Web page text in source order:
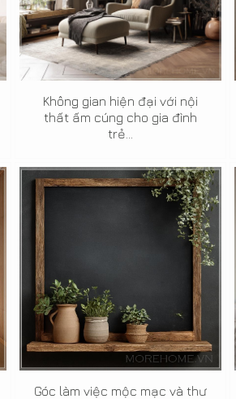
Không gian hiện đại với nội
thất ấm cúng cho gia đình
trẻ...
Góc làm việc mộc mạc và thư